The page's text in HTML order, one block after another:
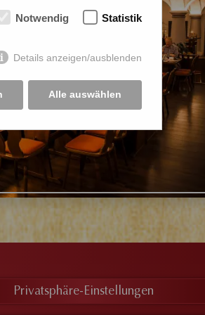
Privatsphäre-Einstellungen
Notwendig Statistik
Details anzeigen/ausblenden
Alle auswählen